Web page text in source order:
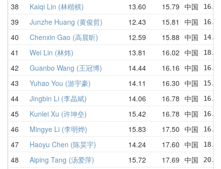
38 Kaiqi Lin (林楷棋) 13.60 15.79 中国
39 Junzhe Huang (黄俊哲) 12.43 15.81 中国
40 Chenxin Gao (高晨昕) 12.59 15.88 中国
41 Wei Lin (林炜) 13.81 16.02 中国
42 Guanbo Wang (王冠博) 14.44 16.16 中国
43 Yuhao You (游宇豪) 14.11 16.30 中国
44 Jingbin Li (李晶斌) 14.06 16.78 中国
45 Kunlei Xu (许坤垒) 15.42 16.78 中国
46 Mingye Li (李明烨) 15.83 17.50 中国
47 Haoyu Chen (陈昊宇) 14.24 17.60 中国
48 Aiping Tang (汤爱萍) 15.72 17.69 中国